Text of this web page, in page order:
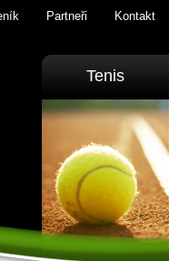
Partneři Kontakt
Tenis